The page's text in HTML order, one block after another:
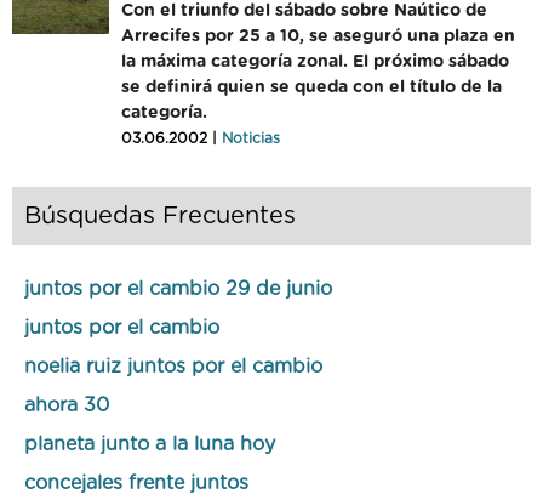
Con el triunfo del sábado sobre Naútico de
Arrecifes por 25 a 10, se aseguró una plaza en
la máxima categoría zonal. El próximo sábado
se definirá quien se queda con el título de la
categoría.
03.06.2002 | Noticias
Búsquedas Frecuentes
juntos por el cambio 29 de junio
juntos por el cambio
noelia ruiz juntos por el cambio
ahora 30
planeta junto a la luna hoy
concejales frente juntos